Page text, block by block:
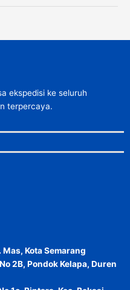
ekspedisi ke seluruh
terpercaya.
Kota Semarang
2B, Pondok Kelapa, Duren